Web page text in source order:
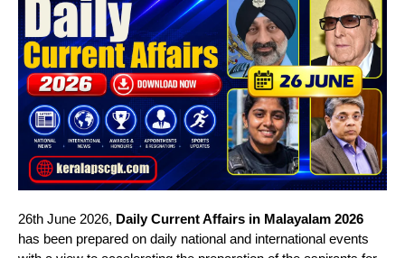
26th June 2026, Daily Current Affairs in Malayalam 2026
has been prepared on daily national and international events